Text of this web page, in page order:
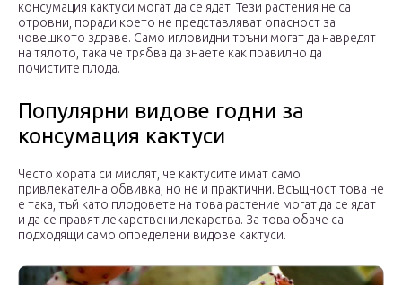
консумация кактуси могат да се ядат. Тези растения не са
отровни, поради което не представляват опасност за
човешкото здраве. Само игловидни тръни могат да навредят
на тялото, така че трябва да знаете как правилно да
почистите плода.
Популярни видове годни за
консумация кактуси
Често хората си мислят, че кактусите имат само
привлекателна обвивка, но не и практични. Всъщност това не
е така, тъй като плодовете на това растение могат да се ядат
и да се правят лекарствени лекарства. За това обаче са
подходящи само определени видове кактуси.